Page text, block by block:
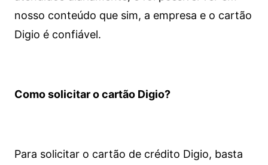
nosso conteúdo que sim, a empresa e o cartão
Digio é confiável.
Como solicitar o cartão Digio?
Para solicitar o cartão de crédito Digio, basta